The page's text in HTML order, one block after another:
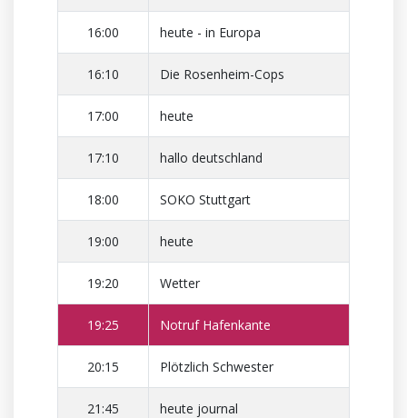
16:00 heute - in Europa
16:10 Die Rosenheim-Cops
17:00 heute
17:10 hallo deutschland
18:00 SOKO Stuttgart
19:00 heute
19:20 Wetter
19:25 Notruf Hafenkante
20:15 Plötzlich Schwester
21:45 heute journal